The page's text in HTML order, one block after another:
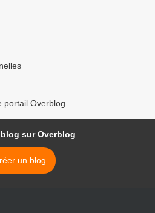
portail Overblog
sur Overblog
un blog